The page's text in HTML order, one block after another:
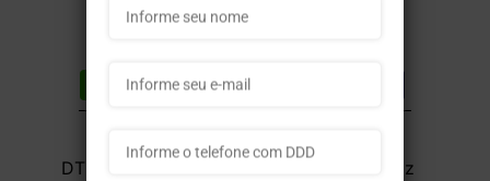
Lista de desejos
DTF UV RÍGIDO - 4x0 - 14x20 cm - Verniz